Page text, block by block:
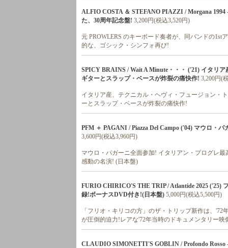
ALFIO COSTA ＆ STEFANO PIAZZI / Morgana
た、30周年記念盤! 3,200円(税込3,520円)
元 PROWLERS のキーボード奏者が、同バンドの
的な、ゴシック・シンフォ再び!
SPICY BRAINS / Wait A Minute・・・ ('21) イタリ
ギターとスラップ・ベースが炸裂の痛快作! 3,200円(
イタリア産、テクニカル・ヘヴィ・フュージョン・
ーとスラップ・ベースが炸裂の痛快作!
PFM ＋ PAGANI / Piazza Del Campo ('04) マウロ・
3,600円(税込3,960円)
マウロ・パガーニ全面参加! イタリアン・プログレ
感動の名演! (日本盤)
FURIO CHIRICO'S THE TRIP / Atlantide 2025 ('25)
録!ボーナスDVD付き!(日本盤) 5,000円(税込5,500円)
「フリオ・キリコの方」のザ・トリップ新作は、
が圧倒的迫力!レアな'72年当時のドキュメンタリー
CLAUDIO SIMONETTI'S GOBLIN / Profondo Rosso